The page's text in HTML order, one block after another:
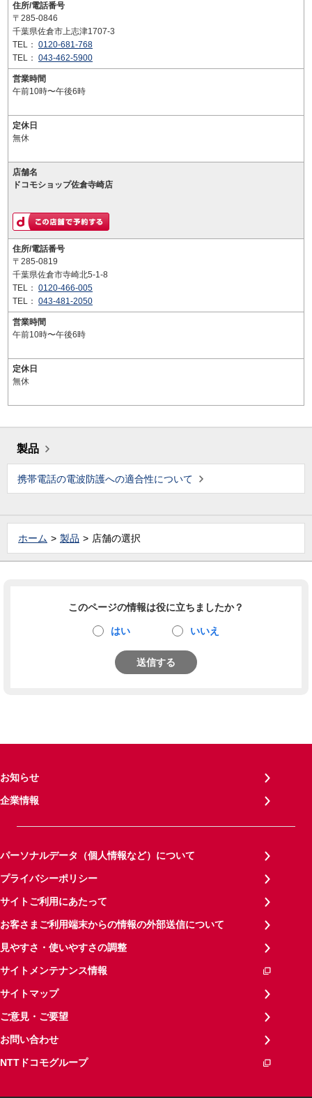
住所/電話番号
〒285-0846
千葉県佐倉市上志津1707-3
TEL： 0120-681-768
TEL： 043-462-5900
営業時間
午前10時〜午後6時
定休日
無休
店舗名
ドコモショップ佐倉寺崎店
住所/電話番号
〒285-0819
千葉県佐倉市寺崎北5-1-8
TEL： 0120-466-005
TEL： 043-481-2050
営業時間
午前10時〜午後6時
定休日
無休
製品
携帯電話の電波防護への適合性について
ホーム 製品 店舗の選択
このページの情報は役に立ちましたか？
はい いいえ
送信する
お知らせ
企業情報
パーソナルデータ（個人情報など）について
プライバシーポリシー
サイトご利用にあたって
お客さまご利用端末からの情報の外部送信について
見やすさ・使いやすさの調整
サイトメンテナンス情報
サイトマップ
ご意見・ご要望
お問い合わせ
NTTドコモグループ